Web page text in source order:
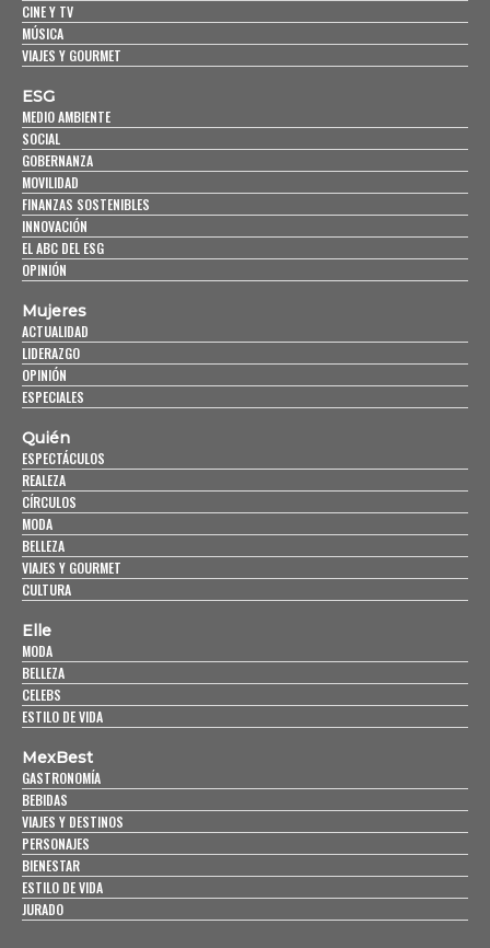
CINE Y TV
MÚSICA
VIAJES Y GOURMET
ESG
MEDIO AMBIENTE
SOCIAL
GOBERNANZA
MOVILIDAD
FINANZAS SOSTENIBLES
INNOVACIÓN
EL ABC DEL ESG
OPINIÓN
Mujeres
ACTUALIDAD
LIDERAZGO
OPINIÓN
ESPECIALES
Quién
ESPECTÁCULOS
REALEZA
CÍRCULOS
MODA
BELLEZA
VIAJES Y GOURMET
CULTURA
Elle
MODA
BELLEZA
CELEBS
ESTILO DE VIDA
MexBest
GASTRONOMÍA
BEBIDAS
VIAJES Y DESTINOS
PERSONAJES
BIENESTAR
ESTILO DE VIDA
JURADO